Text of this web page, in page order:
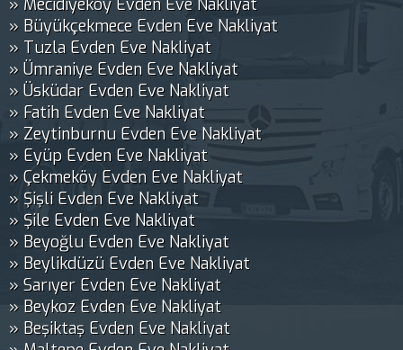
» Mecidiyeköy Evden Eve Nakliyat
» Büyükçekmece Evden Eve Nakliyat
» Tuzla Evden Eve Nakliyat
» Ümraniye Evden Eve Nakliyat
» Üsküdar Evden Eve Nakliyat
» Fatih Evden Eve Nakliyat
» Zeytinburnu Evden Eve Nakliyat
» Eyüp Evden Eve Nakliyat
» Çekmeköy Evden Eve Nakliyat
» Şişli Evden Eve Nakliyat
» Şile Evden Eve Nakliyat
» Beyoğlu Evden Eve Nakliyat
» Beylikdüzü Evden Eve Nakliyat
» Sarıyer Evden Eve Nakliyat
» Beykoz Evden Eve Nakliyat
» Beşiktaş Evden Eve Nakliyat